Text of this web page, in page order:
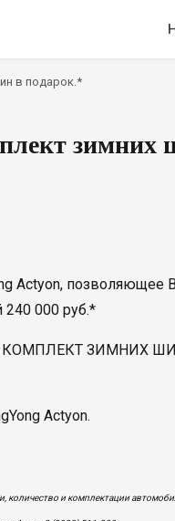
в подарок.*
зимних
Actyon, позволяющее
240 000 руб.*
КОМПЛЕКТ ЗИМНИХ
Actyon.
количество и комплектации